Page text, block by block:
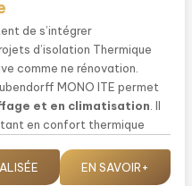
de s’intégrer
d’isolation Thermique
comme ne rénovation.
MONO ITE permet
et en climatisation . Il
en confort thermique
2 fois plusEN SAVOIR+